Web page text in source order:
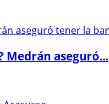
Medrán aseguró...